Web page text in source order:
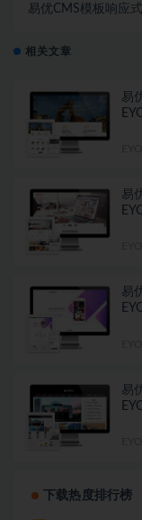
易优CMS模板响应
相关文章
易
易
易
易
下载热度排行榜